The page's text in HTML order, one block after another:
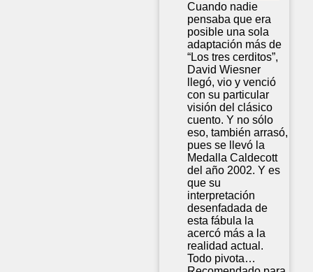
Cuando nadie
pensaba que era
posible una sola
adaptación más de
“Los tres cerditos”,
David Wiesner
llegó, vio y venció
con su particular
visión del clásico
cuento. Y no sólo
eso, también arrasó,
pues se llevó la
Medalla Caldecott
del año 2002. Y es
que su
interpretación
desenfadada de
esta fábula la
acercó más a la
realidad actual.
Todo pivota…